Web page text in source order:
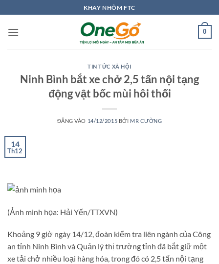
qua
nội
KHAY NHÔM FTC
0
TIN TỨC XÃ HỘI
Ninh Bình bắt xe chở 2,5 tấn nội tạng
động vật bốc mùi hôi thối
ĐĂNG VÀO 14/12/2015 BỞI MR CƯỜNG
14
Th12
(Ảnh minh họa: Hải Yến/TTXVN)
Khoảng 9 giờ ngày 14/12, đoàn kiểm tra liên ngành của Công
an tỉnh Ninh Bình và Quản lý thị trường tỉnh đã bắt giữ một
xe tải chở nhiều loại hàng hóa, trong đó có 2,5 tấn nội tạng